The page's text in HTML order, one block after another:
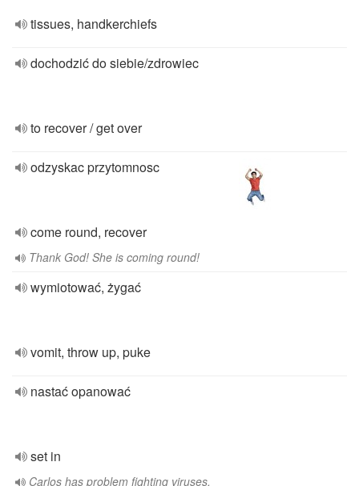
tissues, handkerchiefs
dochodzić do siebie/zdrowiec
to recover / get over
odzyskac przytomnosc
come round, recover
Thank God! She is coming round!
wymiotować, żygać
vomit, throw up, puke
nastać opanować
set in
Carlos has problem fighting viruses.